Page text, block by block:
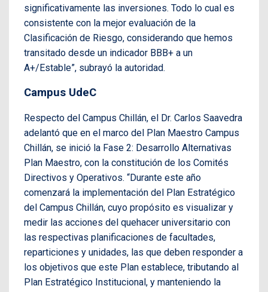
significativamente las inversiones. Todo lo cual es
consistente con la mejor evaluación de la
Clasificación de Riesgo, considerando que hemos
transitado desde un indicador BBB+ a un
A+/Estable”, subrayó la autoridad.
Campus UdeC
Respecto del Campus Chillán, el Dr. Carlos Saavedra
adelantó que en el marco del Plan Maestro Campus
Chillán, se inició la Fase 2: Desarrollo Alternativas
Plan Maestro, con la constitución de los Comités
Directivos y Operativos. “Durante este año
comenzará la implementación del Plan Estratégico
del Campus Chillán, cuyo propósito es visualizar y
medir las acciones del quehacer universitario con
las respectivas planificaciones de facultades,
reparticiones y unidades, las que deben responder a
los objetivos que este Plan establece, tributando al
Plan Estratégico Institucional, y manteniendo la